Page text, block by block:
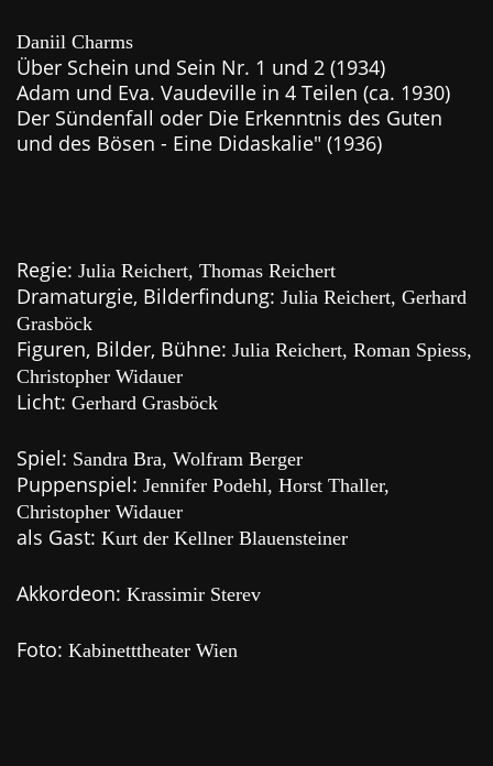
Daniil Charms
Über Schein und Sein Nr. 1 und 2 (1934)
Adam und Eva. Vaudeville in 4 Teilen (ca. 1930)
Der Sündenfall oder Die Erkenntnis des Guten
und des Bösen - Eine Didaskalie" (1936)
Regie: Julia Reichert, Thomas Reichert
Dramaturgie, Bilderfindung: Julia Reichert, Gerhard
Grasböck
Figuren, Bilder, Bühne: Julia Reichert, Roman Spiess,
Christopher Widauer
Licht: Gerhard Grasböck
Spiel: Sandra Bra, Wolfram Berger
Puppenspiel: Jennifer Podehl, Horst Thaller,
Christopher Widauer
als Gast: Kurt der Kellner Blauensteiner
Akkordeon: Krassimir Sterev
Foto: Kabinetttheater Wien